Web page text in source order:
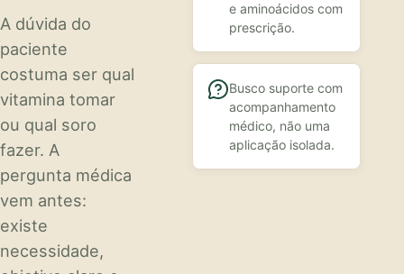
A dúvida do
paciente
costuma ser qual
vitamina tomar
ou qual soro
fazer. A
pergunta médica
vem antes:
existe
necessidade,
e aminoácidos com
prescrição.
Busco suporte com
acompanhamento
médico, não uma
aplicação isolada.